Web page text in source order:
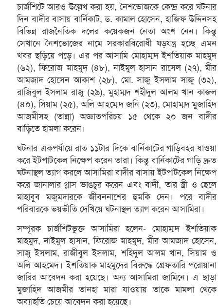
চার্জশিটে আরও উল্লেখ করা হয়, নৈশভোজকে কেন্দ্র করে ঘটনার
দিন বাদীর বাসায় বার্নিকাট, ড. কামাল হোসেন, হাজিফ উদ্দিনসহ
বিভিন্ন রাজনৈতিক দলের কয়েকজন নেতা অংশ নেন। কিন্তু
সেখানে নৈশভোজের নামে সরকারবিরোধী ষড়যন্ত্র হচ্ছে এমন
খবর ছড়িয়ে পড়ে। এর পর আসামি মোহাম্মদ ইশতিয়াক মাহমুদ
(৬২), ফিরোজ মাহমুদ (৪৮), নাইমুল হাসান রাসেল (২৭), মীর
আমজাদ হোসেন আকাশ (২৮), মো. সাজু ইসলাম সাজু (৩২),
রাজিবুল ইসলাম রাজু (২৯), মুহাম্মদ শহীদুল আলম খান কাজল
(৪০), সিয়াম (২৫), অলি আহম্মেদ জনি (২৩), মোহাম্মদ মুজাহিদ
আজমীসহ (তান্না) অজ্ঞাতপরিচয় ১৫ থেকে ২০ জন বাদীর
বাড়িতে হামলা করেন।
ঘটনার একপর্যায়ে রাত ১১টার দিকে বার্নিকাটের গাড়িবহর ধাওয়া
করে ইটপাটকেল নিক্ষেপ করেন তারা। কিন্তু বার্নিকাটের গাড়ি দ্রুত
ঘটনাস্থল ত্যাগ করলে আসামিরা বাদীর বাসায় ইটপাটকেল নিক্ষেপ
করে জানালার গ্লাস ভাঙচুর করেন এবং বাদী, তার স্ত্রী ও ছেলে
মাহাবুব মজুমদারকে জীবননাশের হুমকি দেন। পরে বাদীর
পরিবারকে ভয়ভীতি দেখিয়ে ঘটনাস্থল ত্যাগ করেন আসামিরা।
সম্পূরক চার্জশিটভুক্ত আসামিরা হলেন- মোহাম্মদ ইশতিয়াক
মাহমুদ, নাইমুল হাসান, ফিরোজ মাহমুদ, মীর আমজাদ হোসেন,
সাজু ইসলাম, রাজীবুল ইসলাম, শহিদুল আলম খান, সিয়াম ও
অলি আহমেদ। ইশতিয়াক মাহমুদের বিরুদ্ধে গ্রেফতারি পরোয়ানা
জারির আবেদন করা হয়েছে। অন্য আসামিরা জামিনে। এ ছাড়া
মুজাহিদ আজমীর তানহা মারা যাওয়ায় তাকে মামলা থেকে
অব্যাহতি চেয়ে আবেদন করা হয়েছে।